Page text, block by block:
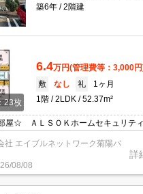
築6年
2階建
23枚
6.4万円(管理費等：3,000
敷
なし 礼
1ヶ月
1階
2LDK 52.37m²
屋☆ ＡＬＳＯＫホームセキュリテ
ターネット無料！！ エアコン2基
目駐車場4400円
社 エイブルネットワーク菊陽バ
08/08
詳